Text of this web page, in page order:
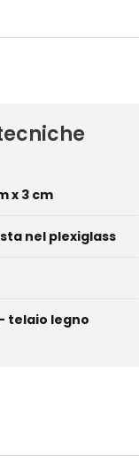
x 3 cm
nel plexiglass
telaio legno